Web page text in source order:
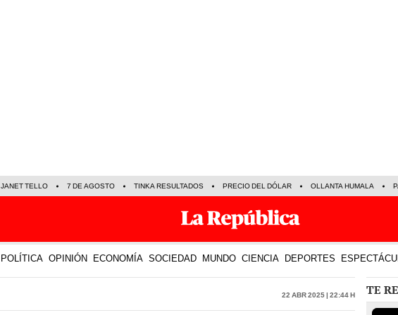
JANET TELLO 7 DE AGOSTO TINKA RESULTADOS PRECIO DEL DÓLAR OLLANTA HUMALA
POLÍTICA OPINIÓN ECONOMÍA SOCIEDAD MUNDO CIENCIA DEPORTES
22 Abr 2025 | 22:44 h TE